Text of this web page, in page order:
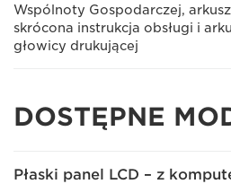
Wspólnoty Gospodarczej,
skrócona instrukcja obsługi i
głowicy drukującej
DOSTĘPNE
Płaski panel LCD – z